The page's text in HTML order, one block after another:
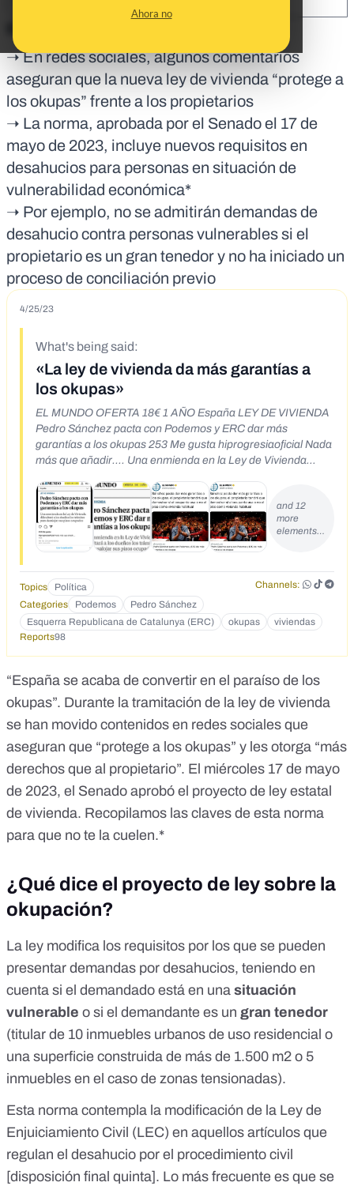
Ahora no
➝ En redes sociales, algunos comentarios
aseguran que la nueva ley de vivienda “protege a
los okupas” frente a los propietarios
➝ La norma, aprobada por el Senado el 17 de
mayo de 2023, incluye nuevos requisitos en
desahucios para personas en situación de
vulnerabilidad económica*
➝ Por ejemplo, no se admitirán demandas de
desahucio contra personas vulnerables si el
propietario es un gran tenedor y no ha iniciado un
proceso de conciliación previo
4/25/23
What's being said:
«La ley de vivienda da más garantías a
los okupas»
EL MUNDO OFERTA 18€ 1 AÑO España LEY DE VIVIENDA
Pedro Sánchez pacta con Podemos y ERC dar más
garantías a los okupas 253 Me gusta hiprogresiaoficial Nada
más que añadir.... Una enmienda en la Ley de Vivienda
ocupados V más Ver los 23 comentarios HACE UNA HORA
Do Usar la aplicación ||| K X *Tu vivienda ya no es tuya*...
Este jueves la nueva ley de vivienda de Sánchez será
aprobada en el Congreso con el voto del PSOE, Podemos,
ERC, MásPaís, Compromís, CUP, BNG y PDeCAT. Cuando
ésta esté en vigor, si te ocupan tu piso o si tu inquilino no te
paga, sólo para poder INICIAR los trámites con vistas a
recuperarlo, tendrás que demostrar con documentos
oficiales: 1. Que el inquilino o el ocupa no es una persona sin
recursos. 2. Que el moroso o el ocupa no utilizan tu piso
de tu casa. Así de claro. Y en el caso de que tu inquilino u
ocupa tenga una buena situación económica, como es ilegal
acceder a los datos de otra persona, no podrás demostrarlo.
Así que, dile adiós a tu piso. 《2》 Que si el ocupa o inquilino
vive regularmente en tu casa, ésta deja de pertenecerte. Sin
más. Y en el caso de que tu piso haya sido ocupado por una
mafia para la venta de drogas, prostitución u otra actividad
ilícita, tendrás que dejar tu trabajo y a tu familia para
apostarte 24 horas delante de tu vivienda, poniendo en
riesgo tu vida, con el fin de obtener las fotos que acrediten
que tu piso no está siendo empleado como vivienda. En
españoles que puedan verse afectados por esta nueva ley.
Es el último aviso desesperado para cualquiera que tenga
una vivienda pagada con el sacrificio de toda una vida. No
sobre la vivienda. ¡¡ Ésto es lo que hace esta nueva ley de
Sánchez !! ¿Qué será lo siguiente? ¿Tu coche? ¿Tus objetos
personales? ¿Tu cuenta de ahorros? Malos días estos,
queridos amigos. Debemos reaccionar. La Constitución nos
ampara. ...y recuerda... Si no difundes, gana Sánchez.
and 12
more
elements…
Topics Política
Channels:
Categories
Podemos
Pedro Sánchez
Esquerra Republicana de Catalunya (ERC)
okupas
viviendas
Reports98
“España se acaba de convertir en el paraíso de los
okupas”. Durante la tramitación de la ley de vivienda
se han movido contenidos en redes sociales que
aseguran que “protege a los okupas” y les otorga “más
derechos que al propietario”. El miércoles 17 de mayo
de 2023, el Senado aprobó el proyecto de ley estatal
de vivienda. Recopilamos las claves de esta norma
para que no te la cuelen.*
¿Qué dice el proyecto de ley sobre la
okupación?
La ley modifica los requisitos por los que se pueden
presentar demandas por desahucios, teniendo en
cuenta si el demandado está en una situación
vulnerable o si el demandante es un gran tenedor
(titular de 10 inmuebles urbanos de uso residencial o
una superficie construida de más de 1.500 m2 o 5
inmuebles en el caso de zonas tensionadas).
Esta norma contempla la modificación de la Ley de
Enjuiciamiento Civil (LEC) en aquellos artículos que
regulan el desahucio por el procedimiento civil
[disposición final quinta]. Lo más frecuente es que se